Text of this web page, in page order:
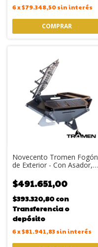
6x$79.348,50sin interés
Novecento Tromen Fogón
de Exterior - Con Asador,
$491.651,00
$393.320,80con
Transferencia o
depósito
6x$81.941,83sin interés